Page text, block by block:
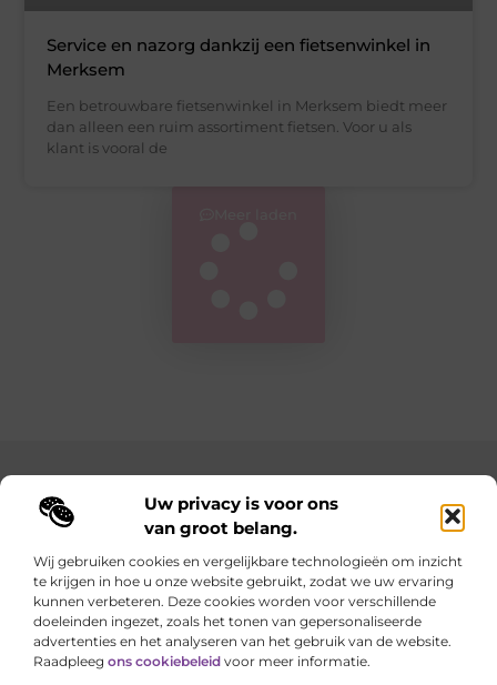
Uw privacy is voor ons
van groot belang.
Wij gebruiken cookies en vergelijkbare technologieën om inzicht
te krijgen in hoe u onze website gebruikt, zodat we uw ervaring
kunnen verbeteren. Deze cookies worden voor verschillende
doeleinden ingezet, zoals het tonen van gepersonaliseerde
advertenties en het analyseren van het gebruik van de website.
Raadpleeg ons cookiebeleid voor meer informatie.
Service en nazorg dankzij een fietsenwinkel in
Merksem
Een betrouwbare fietsenwinkel in Merksem biedt meer
dan alleen een ruim assortiment fietsen. Voor u als
klant is vooral de
Main Links
Elke dag iets nieuws op lindart.be
Laat je verrassen door creatieve blogs vol inspiratie,